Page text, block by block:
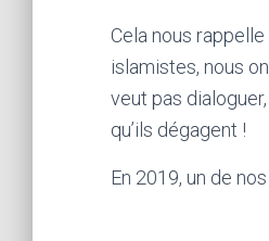
Cela nous
islamistes, nous
veut pas
qu’ils dégagent !
En 2019, un de